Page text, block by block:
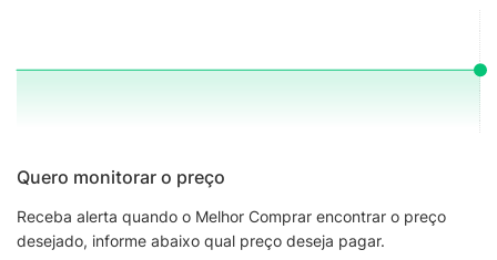
Quero monitorar o preço
Receba alerta quando o Melhor Comprar encontrar o preço
desejado, informe abaixo qual preço deseja pagar.